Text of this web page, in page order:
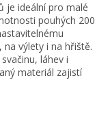
je ideální pro malé
pouhých 200
výlety i na hřiště.
láhev i
materiál zajistí